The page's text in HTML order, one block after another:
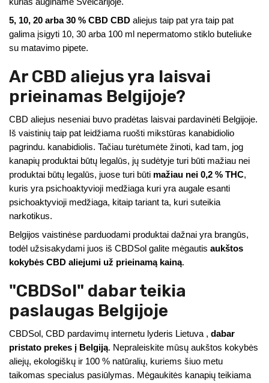
5, 10, 20 arba 30 % CBD CBD aliejus taip pat yra taip pat
galima įsigyti 10, 30 arba 100 ml nepermatomo stiklo buteliuke
su matavimo pipete.
Ar CBD aliejus yra laisvai
prieinamas Belgijoje?
CBD aliejus neseniai buvo pradėtas laisvai pardavinėti Belgijoje.
Iš vaistinių taip pat leidžiama ruošti mikstūras kanabidiolio
pagrindu. kanabidiolis. Tačiau turėtumėte žinoti, kad tam, jog
kanapių produktai būtų legalūs, jų sudėtyje turi būti mažiau nei
produktai būtų legalūs, juose turi būti mažiau nei 0,2 % THC,
kuris yra psichoaktyvioji medžiaga kuri yra augale esanti
psichoaktyvioji medžiaga, kitaip tariant ta, kuri suteikia
narkotikus.
Belgijos vaistinėse parduodami produktai dažnai yra brangūs,
todėl užsisakydami juos iš CBDSol galite mėgautis aukštos
kokybės CBD aliejumi už prieinamą kainą.
"CBDSol" dabar teikia
paslaugas Belgijoje
CBDSol, CBD pardavimų internetu lyderis Lietuva , dabar
pristato prekes į Belgiją. Nepraleiskite mūsų aukštos kokybės
aliejų, ekologiškų ir 100 % natūralių, kuriems šiuo metu
taikomas specialus pasiūlymas. Mėgaukitės kanapių teikiama